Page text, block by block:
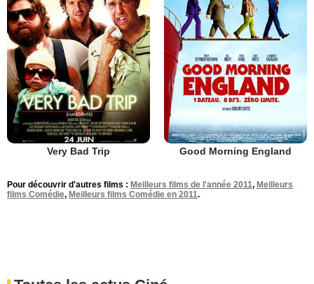
Very Bad Trip Good Morning England
Pour découvrir d'autres films : Meilleurs films de l'année 2011, Meilleurs
films Comédie, Meilleurs films Comédie en 2011.